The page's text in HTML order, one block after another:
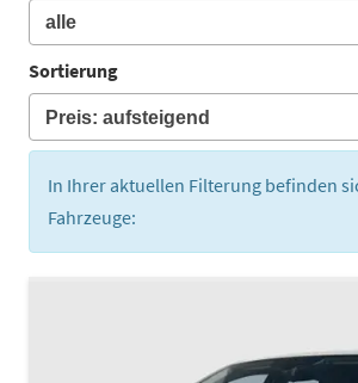
Sortierung
In Ihrer aktuellen Filterung befinden
Fahrzeuge: